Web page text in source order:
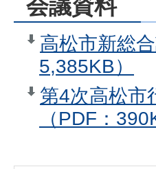
会議資料
高松市新総
5,385KB）
第4次高松
（PDF：